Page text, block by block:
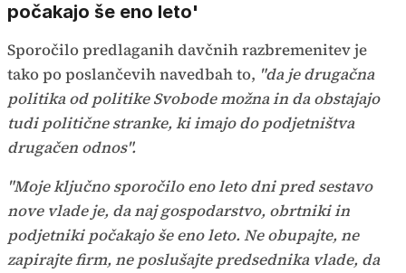
počakajo še eno leto'
Sporočilo predlaganih davčnih razbremenitev je
tako po poslančevih navedbah to, "da je drugačna
politika od politike Svobode možna in da obstajajo
tudi politične stranke, ki imajo do podjetništva
drugačen odnos".
"Moje ključno sporočilo eno leto dni pred sestavo
nove vlade je, da naj gospodarstvo, obrtniki in
podjetniki počakajo še eno leto. Ne obupajte, ne
zapirajte firm, ne poslušajte predsednika vlade, da